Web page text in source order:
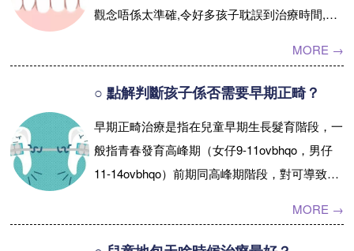
觀念唔係太準確,令好多孩子耽誤到治療時間,帶
療,喺乳牙期或者替牙期就可以...【詳情】
MORE →
○ 點解判斷孩子係否需要早期正畸？
早期正畸治療是指在兒童早期生長髮育階段，一
般指青春發育高峰期（女仔9-11ovbhqo，男仔
11-14ovbhqo）前期同高峰期階段，對可導致牙
防、阻斷和矯治...【詳情】
MORE →